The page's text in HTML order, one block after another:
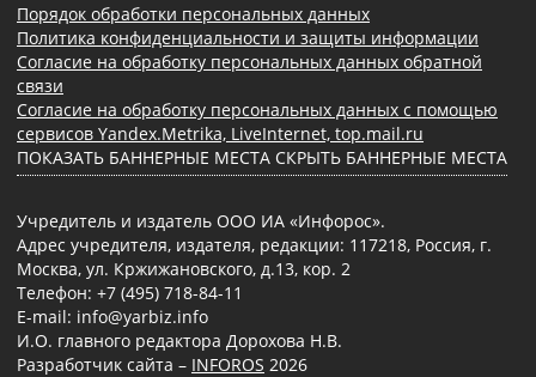
Порядок обработки персональных данных
Политика конфиденциальности и защиты информации
Согласие на обработку персональных данных обратной
связи
Согласие на обработку персональных данных с помощью
сервисов Yandex.Metrika, LiveInternet, top.mail.ru
ПОКАЗАТЬ БАННЕРНЫЕ МЕСТА СКРЫТЬ БАННЕРНЫЕ МЕСТА
Учредитель и издатель ООО ИА «Инфорос».
Адрес учредителя, издателя, редакции: 117218, Россия, г.
Москва, ул. Кржижановского, д.13, кор. 2
Телефон: +7 (495) 718-84-11
E-mail: info@yarbiz.info
И.О. главного редактора Дорохова Н.В.
Разработчик сайта – INFOROS 2026